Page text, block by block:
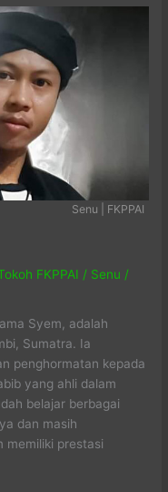
Senu | FKPPAI
FKPPAI / Senu /
Syem, adalah
Sumatra. Ia
penghormatan kepada
yang ahli dalam
belajar berbagai
dan masih
memiliki prestasi